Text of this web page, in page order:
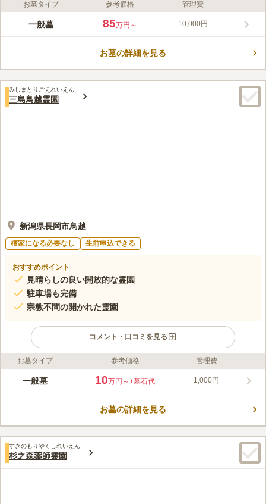
ライフドット編集部のコメント
緑豊かな木々に囲まれ、参道には美しい花を植えた花壇が設置さ
き、計画的に支払いをすることができるのも魅力のひとつです。
足腰が弱い方におすすめです。
口コミ評価
この霊園はまだ誰からも評価されていません。
お墓タイプ 参考価格 管理費
一般墓 85万円～ 10,000円
お墓の詳細を見る
みしまとりごえれいえん
三島鳥越霊園
新潟県長岡市鳥越
檀家になる必要なし 生前申込できる
おすすめポイント
見晴らしの良い開放的な霊園
駐車場も完備
宗教不問の開かれた霊園
コメント・口コミを見る
ライフドット編集部のコメント
田畑や森林のあるのどかな霊園で、永代使用料10万円、年間管理
で、雨の日でも足元が気になりません。 また、生前のお申込み
口コミ評価
この霊園はまだ誰からも評価されていません。
お墓タイプ 参考価格 管理費
一般墓 10万円～+墓石代 1,000円
お墓の詳細を見る
すぎのもりやくしれいえん
杉之森薬師霊園